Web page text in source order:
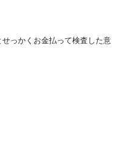
っかくお金払って検査した意